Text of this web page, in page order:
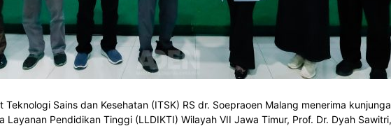
Teknologi Sains dan Kesehatan (ITSK) RS dr. Soepraoen Malang menerima
Layanan Pendidikan Tinggi (LLDIKTI) Wilayah VII Jawa Timur, Prof. Dr. Dyah